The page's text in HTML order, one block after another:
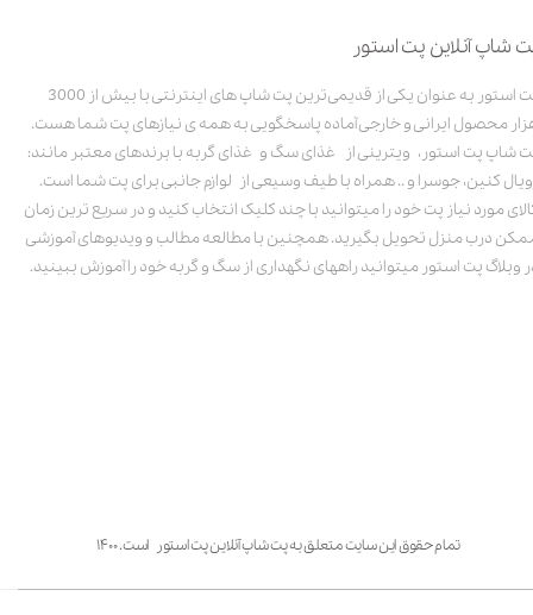
شاپ آنلاین پت استور
پت استور به عنوان یکی از قدیمی‌ترین پت شاپ های اینترنتی با بیش از 3000
محصول ایرانی و خارجی آماده پاسخگویی به همه ی نیازهای پت شما هست.
شاپ پت استور، ویترینی از غذای سگ و غذای گربه با برندهای معتبر مانند:
کنین، جوسرا و .. همراه با طیف وسیعی از لوازم جانبی برای پت شما است.
مورد نیاز پت خود را میتوانید با چند کلیک انتخاب کنید و در سریع ترین زمان
درب منزل تحویل بگیرید. همچنین با مطالعه مطالب و ویدیوهای آموزشی
وبلاگ پت استور میتوانید راههای نگهداری از سگ و گربه خود را آموزش ببینید.
تمام حقوق این سایت متعلق به پت شاپ آنلاین پت استور است. ۱۴۰۰